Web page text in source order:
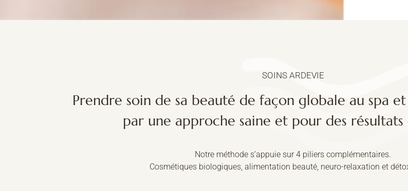
SOINS ARDEVIE
Prendre soin de sa beauté de façon globale au spa et
par une approche saine et pour des résultats
Notre méthode s’appuie sur 4 piliers complémentaires.
Cosmétiques biologiques, alimentation beauté, neuro-relaxation et